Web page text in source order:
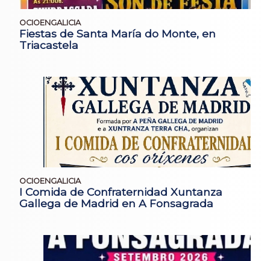
OCIOENGALICIA
Fiestas de Santa María do Monte, en
Triacastela
OCIOENGALICIA
I Comida de Confraternidad Xuntanza
Gallega de Madrid en A Fonsagrada